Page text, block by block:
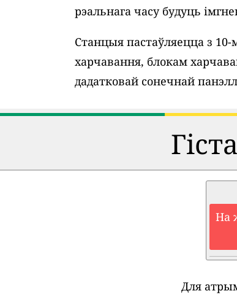
рэальнага часу будуць
Станцыя пастаўляецца з
харчавання, блокам
дадатковай сонечнай
На
Для